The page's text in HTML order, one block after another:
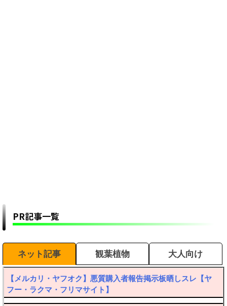
PR記事一覧
ネット記事 観葉植物 大人向け
【メルカリ・ヤフオク】悪質購入者報告掲示板晒しスレ【ヤ
フー・ラクマ・フリマサイト】